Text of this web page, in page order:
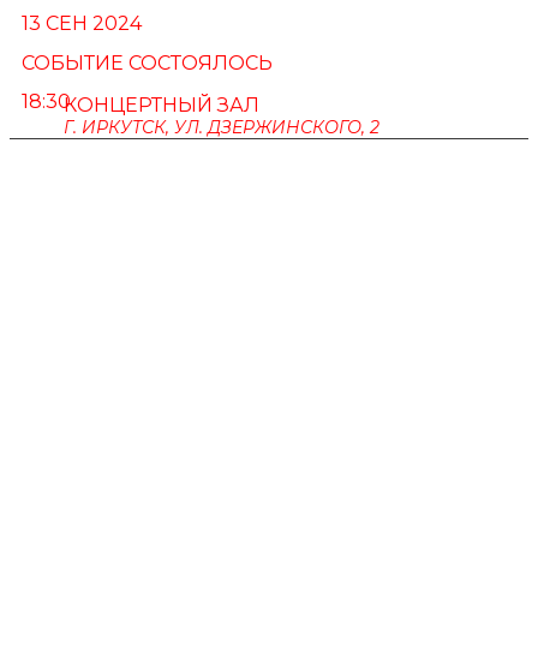
13 СЕН 2024
СОБЫТИЕ СОСТОЯЛОСЬ
18:30КОНЦЕРТНЫЙ ЗАЛ
Г. ИРКУТСК, УЛ. ДЗЕРЖИНСКОГО, 2